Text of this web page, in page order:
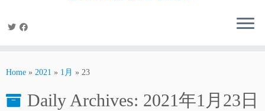
Home » 2021 » 1月 » 23
Daily Archives: 2021年1月23日